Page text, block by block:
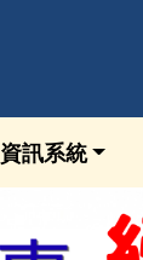
資訊系統